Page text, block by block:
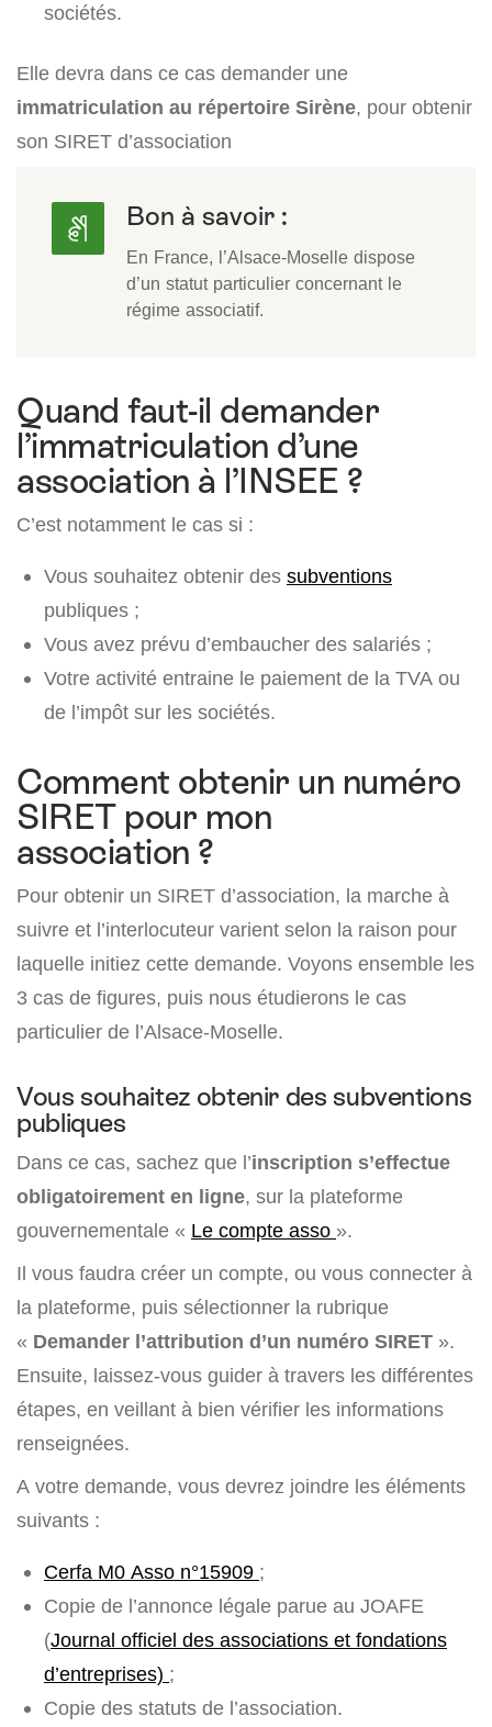
sociétés.
Elle devra dans ce cas demander une
immatriculation au répertoire Sirène, pour obtenir
son SIRET d’association
Bon à savoir :
En France, l’Alsace-Moselle dispose
d’un statut particulier concernant le
régime associatif.
Quand faut-il demander
l’immatriculation d’une
association à l’INSEE ?
C’est notamment le cas si :
Vous souhaitez obtenir des subventions
publiques ;
Vous avez prévu d’embaucher des salariés ;
Votre activité entraine le paiement de la TVA ou
de l’impôt sur les sociétés.
Comment obtenir un numéro
SIRET pour mon
association ?
Pour obtenir un SIRET d’association, la marche à
suivre et l’interlocuteur varient selon la raison pour
laquelle initiez cette demande. Voyons ensemble les
3 cas de figures, puis nous étudierons le cas
particulier de l’Alsace-Moselle.
Vous souhaitez obtenir des subventions
publiques
Dans ce cas, sachez que l’inscription s’effectue
obligatoirement en ligne, sur la plateforme
gouvernementale « Le compte asso ».
Il vous faudra créer un compte, ou vous connecter à
la plateforme, puis sélectionner la rubrique
« Demander l’attribution d’un numéro SIRET ».
Ensuite, laissez-vous guider à travers les différentes
étapes, en veillant à bien vérifier les informations
renseignées.
A votre demande, vous devrez joindre les éléments
suivants :
Cerfa M0 Asso n°15909 ;
Copie de l’annonce légale parue au JOAFE
(Journal officiel des associations et fondations
d’entreprises) ;
Copie des statuts de l’association.